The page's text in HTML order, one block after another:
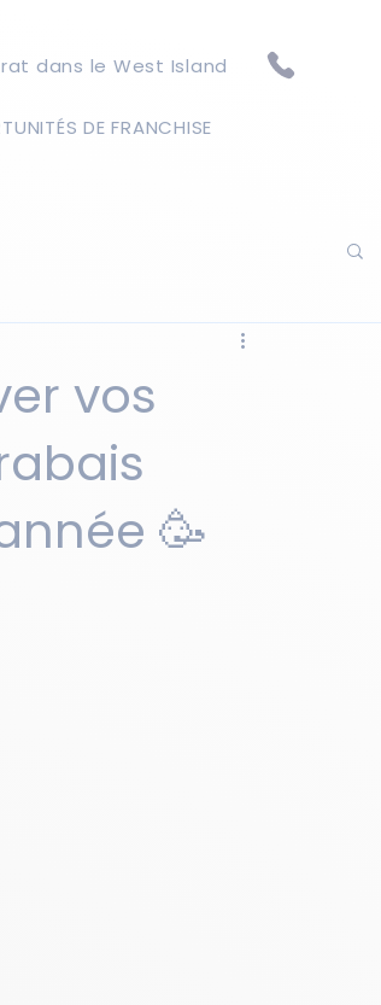
dans le West Island
DE FRANCHISE
vos
🥳